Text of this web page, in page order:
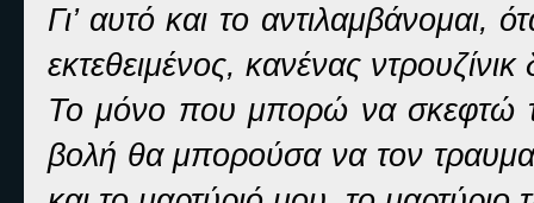
Γι’ αυτό και το αντιλαμβάνομαι,
εκτεθειμένος, κανένας
Το μόνο που μπορώ να σκεφτώ
βολή θα μπορούσα να τον